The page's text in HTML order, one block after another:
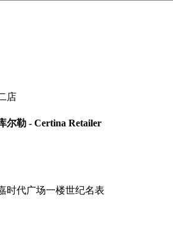
店
尔勒 - Certina Retailer
时代广场一楼世纪名表